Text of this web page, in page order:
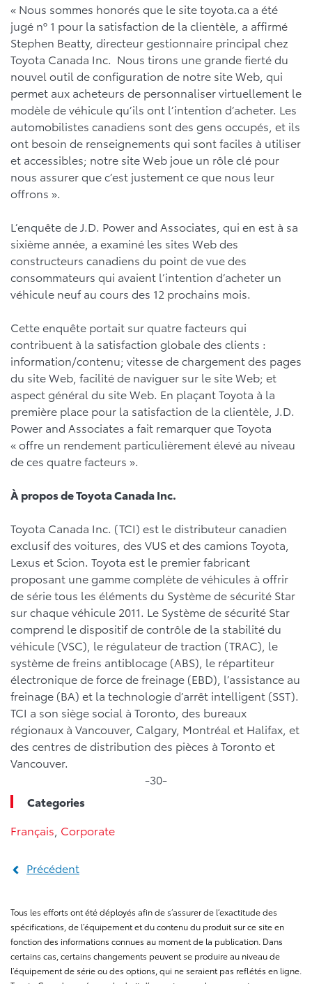
« Nous sommes honorés que le site toyota.ca a été
jugé nº 1 pour la satisfaction de la clientèle, a affirmé
Stephen Beatty, directeur gestionnaire principal chez
Toyota Canada Inc. Nous tirons une grande fierté du
nouvel outil de configuration de notre site Web, qui
permet aux acheteurs de personnaliser virtuellement le
modèle de véhicule qu’ils ont l’intention d’acheter. Les
automobilistes canadiens sont des gens occupés, et ils
ont besoin de renseignements qui sont faciles à utiliser
et accessibles; notre site Web joue un rôle clé pour
nous assurer que c’est justement ce que nous leur
offrons ».
L’enquête de J.D. Power and Associates, qui en est à sa
sixième année, a examiné les sites Web des
constructeurs canadiens du point de vue des
consommateurs qui avaient l’intention d’acheter un
véhicule neuf au cours des 12 prochains mois.
Cette enquête portait sur quatre facteurs qui
contribuent à la satisfaction globale des clients :
information/contenu; vitesse de chargement des pages
du site Web, facilité de naviguer sur le site Web; et
aspect général du site Web. En plaçant Toyota à la
première place pour la satisfaction de la clientèle, J.D.
Power and Associates a fait remarquer que Toyota
« offre un rendement particulièrement élevé au niveau
de ces quatre facteurs ».
À propos de Toyota Canada Inc.
Toyota Canada Inc. (TCI) est le distributeur canadien
exclusif des voitures, des VUS et des camions Toyota,
Lexus et Scion. Toyota est le premier fabricant
proposant une gamme complète de véhicules à offrir
de série tous les éléments du Système de sécurité Star
sur chaque véhicule 2011. Le Système de sécurité Star
comprend le dispositif de contrôle de la stabilité du
véhicule (VSC), le régulateur de traction (TRAC), le
système de freins antiblocage (ABS), le répartiteur
électronique de force de freinage (EBD), l’assistance au
freinage (BA) et la technologie d’arrêt intelligent (SST).
TCI a son siège social à Toronto, des bureaux
régionaux à Vancouver, Calgary, Montréal et Halifax, et
des centres de distribution des pièces à Toronto et
Vancouver.
-30-
Categories
Français Corporate
Précédent
Tous les efforts ont été déployés afin de s’assurer de l’exactitude des
spécifications, de l’équipement et du contenu du produit sur ce site en
fonction des informations connues au moment de la publication. Dans
certains cas, certains changements peuvent se produire au niveau de
l’équipement de série ou des options, qui ne seraient pas reflétés en ligne.